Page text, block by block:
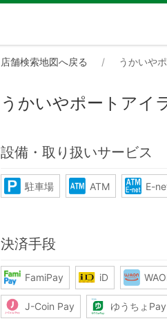
店舗検索地図へ戻る うかいや
うかいやポートアイ
設備・取り扱いサービス
駐車場 ATM E-
決済手段
FamiPay iD
J-Coin Pay ゆうちょPay